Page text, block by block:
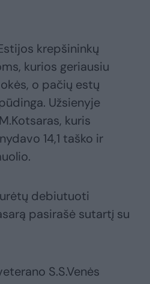
krepšininkų
kurios geriausiu
o pačių estų
Užsienyje
kuris
14,1 taško ir
debiutuoti
pasirašė sutartį su
S.S.Venės